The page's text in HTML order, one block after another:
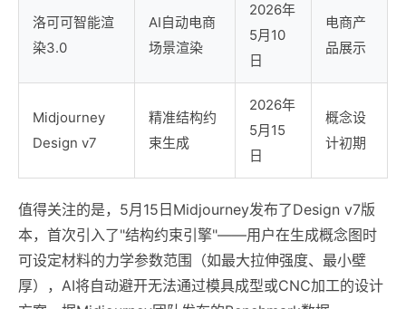
洛可可智能渲
染3.0
AI自动电商
场景渲染
2026年
5月10
日
电商产
品展示
Midjourney
Design v7
精准结构约
束生成
2026年
5月15
日
概念设
计初期
值得关注的是，5月15日Midjourney发布了Design v7版
本，首次引入了"结构约束引擎"——用户在生成概念图时
可设定材料的力学参数范围（如最大拉伸强度、最小壁
厚），AI将自动避开无法通过模具成型或CNC加工的设计